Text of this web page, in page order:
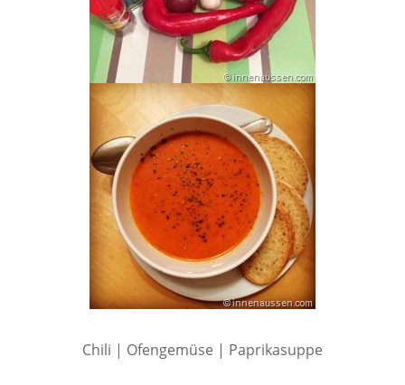
Chili | Ofengemüse | Paprikasuppe